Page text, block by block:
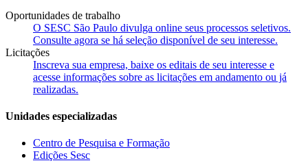
Oportunidades de trabalho
O SESC São Paulo divulga online seus processos seletivos.
Consulte agora se há seleção disponível de seu interesse.
Licitações
Inscreva sua empresa, baixe os editais de seu interesse e
acesse informações sobre as licitações em andamento ou já
realizadas.
Unidades especializadas
Centro de Pesquisa e Formação
Edições Sesc